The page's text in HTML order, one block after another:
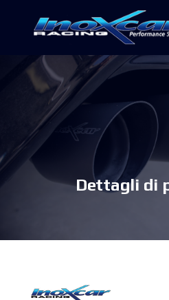
Dettagli di